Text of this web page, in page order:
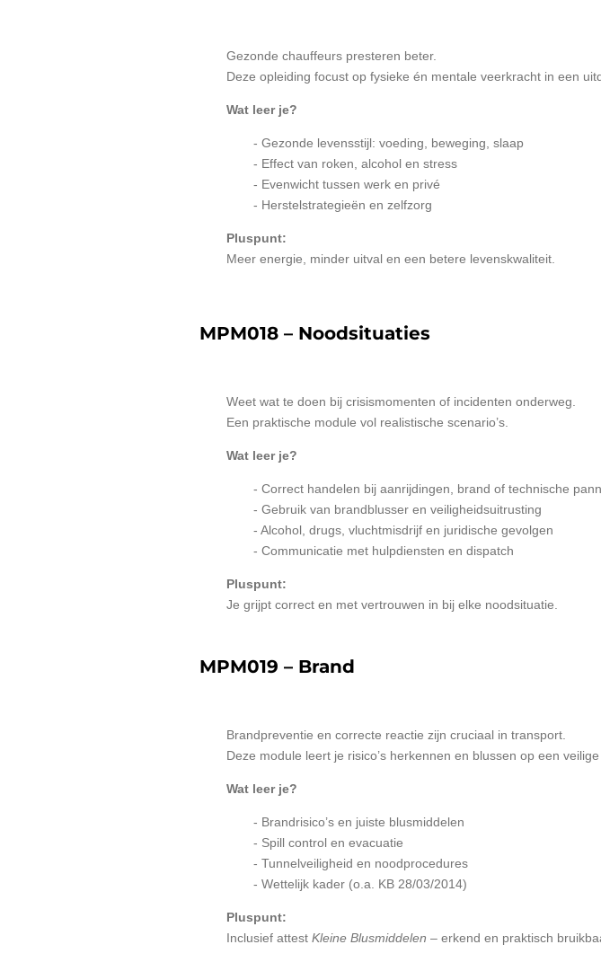
Gezonde chauffeurs presteren beter.
Deze opleiding focust op fysieke én mentale veerkracht in een
Wat leer je?
- Gezonde levensstijl: voeding, beweging, slaap
- Effect van roken, alcohol en stress
- Evenwicht tussen werk en privé
- Herstelstrategieën en zelfzorg
Pluspunt:
Meer energie, minder uitval en een betere levenskwaliteit.
MPM018 – Noodsituaties
Weet wat te doen bij crisismomenten of incidenten onderweg.
Een praktische module vol realistische scenario’s.
Wat leer je?
- Correct handelen bij aanrijdingen, brand of technische
- Gebruik van brandblusser en veiligheidsuitrusting
- Alcohol, drugs, vluchtmisdrijf en juridische gevolgen
- Communicatie met hulpdiensten en dispatch
Pluspunt:
Je grijpt correct en met vertrouwen in bij elke noodsituatie.
MPM019 – Brand
Brandpreventie en correcte reactie zijn cruciaal in transport.
Deze module leert je risico’s herkennen en blussen op een veilige
Wat leer je?
- Brandrisico’s en juiste blusmiddelen
- Spill control en evacuatie
- Tunnelveiligheid en noodprocedures
- Wettelijk kader (o.a. KB 28/03/2014)
Pluspunt:
Inclusief attest Kleine Blusmiddelen – erkend en praktisch